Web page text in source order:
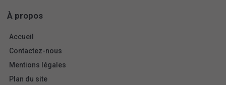
À propos
Accueil
Contactez-nous
Mentions légales
Plan du site